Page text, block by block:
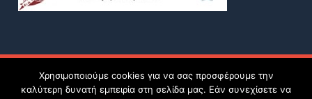
Πνευματικά δικαιώματα © 2026ΔΗΜ.Ω.Σ. - ΗΜΕΡΗΣΙΟ ΓΕΝΙΚΟ
ΛΥΚΕΙΟ ΞΑΝΘΗΣ-Public Onassis School - Day General Senior
Χρησιμοποιούμε cookies για να σας προσφέρουμε την
καλύτερη δυνατή εμπειρία στη σελίδα μας. Εάν συνεχίσετε να